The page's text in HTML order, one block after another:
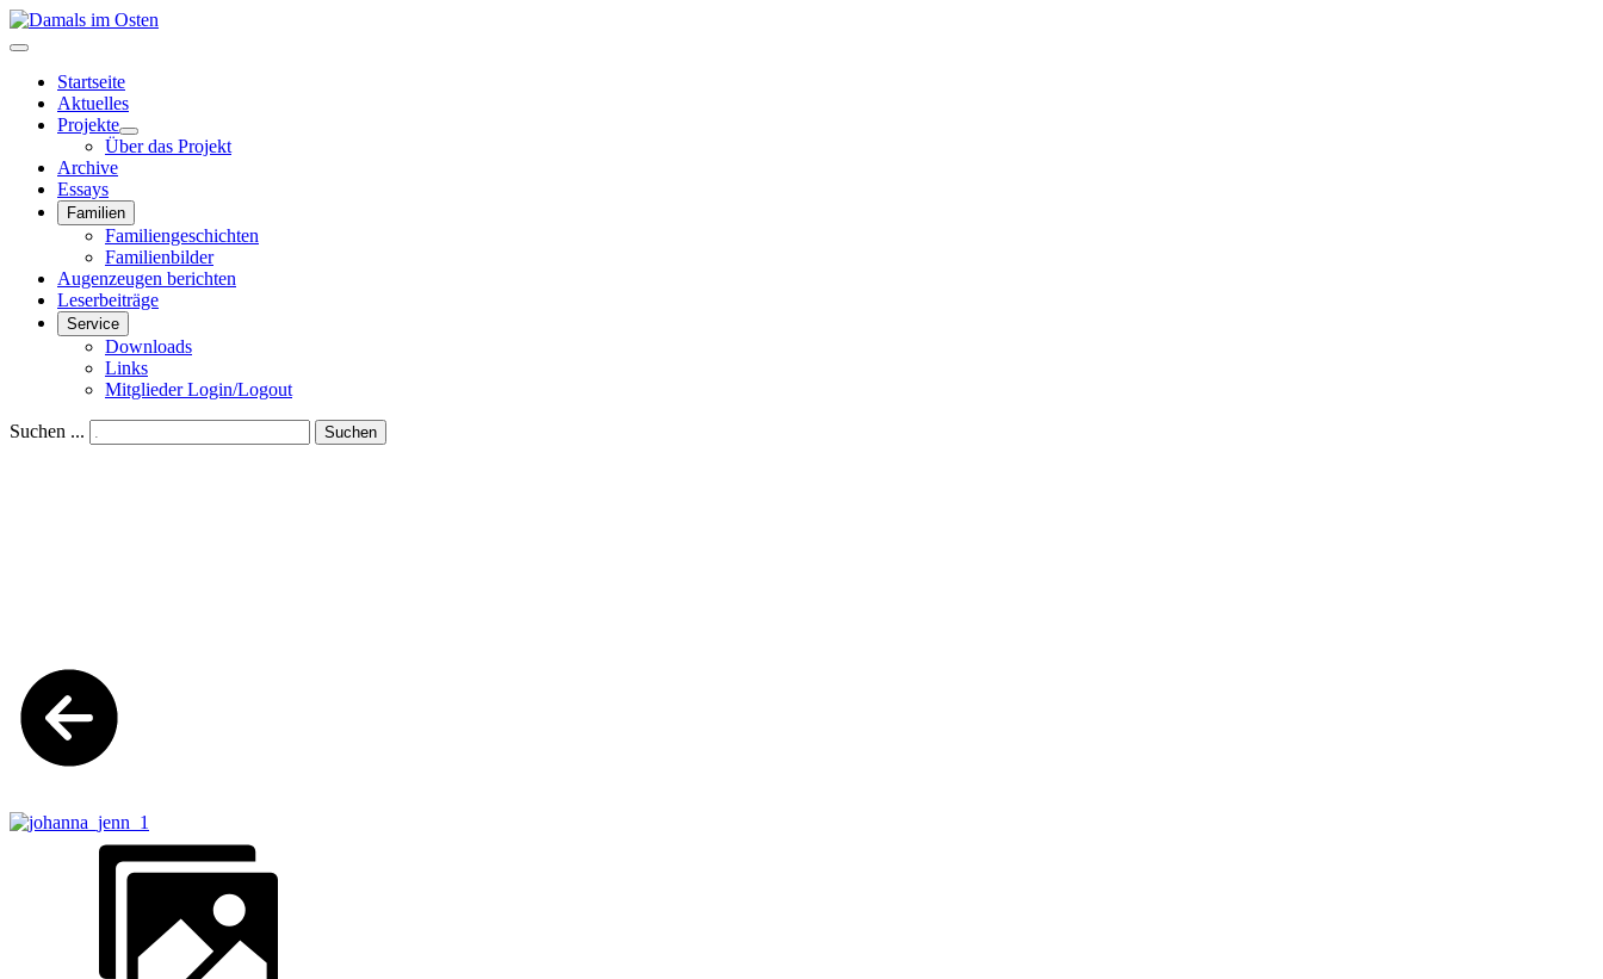
Startseite
Aktuelles
Projekte
Über das Projekt
Archive
Essays
Familien
Familiengeschichten
Familienbilder
Augenzeugen berichten
Leserbeiträge
Service
Downloads
Links
Mitglieder Login/Logout
Suchen ... Suchen